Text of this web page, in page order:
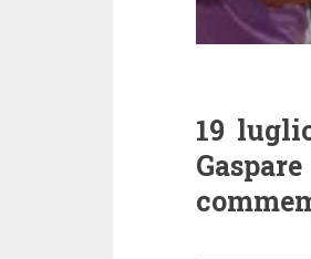
19